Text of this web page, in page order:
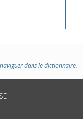
dans le dictionnaire.